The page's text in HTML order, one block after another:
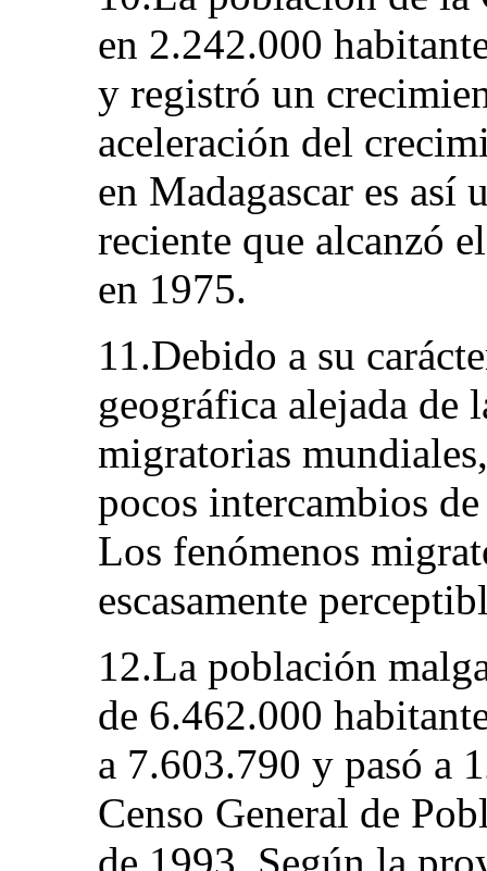
en 2.242.000
y registró un
aceleración del
en Madagascar es así
reciente que alcanzó
en 1975.
11.Debido a su
geográfica alejada de
migratorias
pocos intercambios
Los fenómenos
escasamente
12.La población
de 6.462.000
a 7.603.790 y pasó a
Censo General de